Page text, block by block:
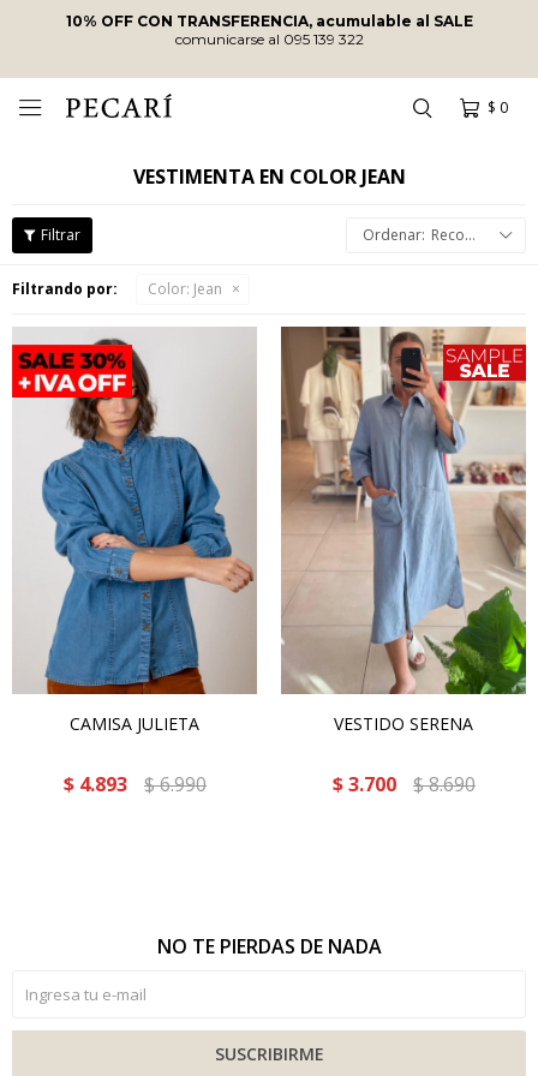
10% OFF CON TRANSFERENCIA, acumulable al SALE
comunicarse al 095 139 322
$ 0

VESTIMENTA EN COLOR JEAN
Recomendados
Filtrando por: Color: Jean
CAMISA JULIETA
$ 4.893 $6.990
VESTIDO SERENA
$ 3.700 $8.690
NO TE PIERDAS DE NADA
SUSCRIBIRME